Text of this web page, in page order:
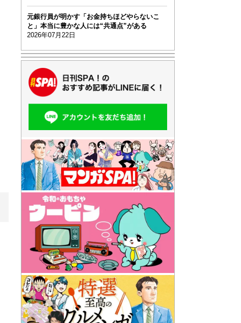
元銀行員が明かす「お金持ちほどやらないこ
と」本当に豊かな人には“共通点”がある
2026年07月22日